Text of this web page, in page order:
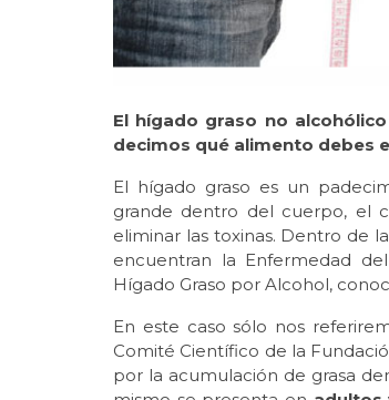
El hígado graso no
decimos qué alimento debes
El hígado graso es un
grande dentro del cuerpo, el
eliminar las toxinas. Dentro de
encuentran la Enfermedad
Hígado Graso por Alcohol,
En este caso sólo nos
Comité Científico de la
por la acumulación de grasa